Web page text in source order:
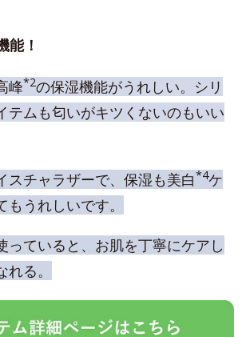
能！
峰*2の保湿機能がうれしい。シリ
テムも匂いがキツくないのもいい
スチャラザーで、保湿も美白*4ケ
うれしいです。
っていると、お肌を丁寧にケアし
る。